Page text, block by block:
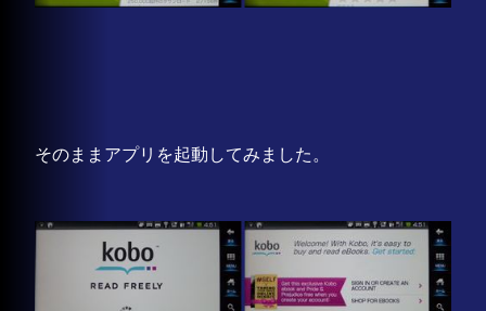
そのままアプリを起動してみました。